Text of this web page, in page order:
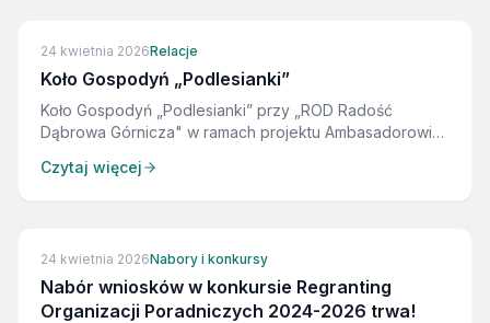
24 kwietnia 2026Relacje
Koło Gospodyń „Podlesianki”
Koło Gospodyń „Podlesianki” przy „ROD Radość
Dąbrowa Górnicza" w ramach projektu Ambasadorowie
Sosnowieckiego z sukcesem zrealizowali swoją
Czytaj więcej
24 kwietnia 2026Nabory i konkursy
Nabór wniosków w konkursie Regranting
Organizacji Poradniczych 2024-2026 trwa!